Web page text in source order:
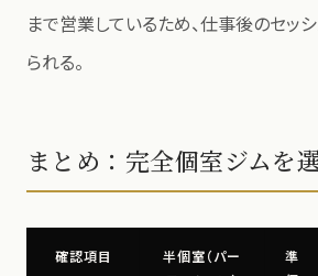
まで営業しているため、仕事後のセッ
られる。
まとめ：完全個室ジムを
確認項目
半個室（パー
準